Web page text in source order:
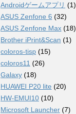
Androidゲームアプリ (1)
ASUS Zenfone 6 (32)
ASUS Zenfone Max (18)
Brother iPrint&Scan (1)
coloros-tisp (15)
coloros11 (26)
Galaxy (18)
HUAWEI P20 lite (20)
HW-EMUI10 (10)
Microsoft Launcher (7)